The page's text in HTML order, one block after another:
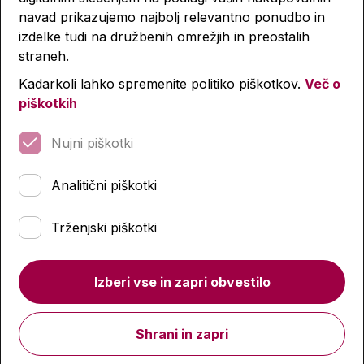
Blok, Akta, A4, 100-listni, 9 mm, spirala zgoraj
6,50 €
Izdelka trenutno ni na zalogi. Preverite zalogo v
navad prikazujemo najbolj relevantno ponudbo in
izdelke tudi na družbenih omrežjih in preostalih
straneh.
Kadarkoli lahko spremenite politiko piškotkov. Več o
piškotkih
Nujni piškotki
Analitični piškotki
Trženjski piškotki
Izberi vse in zapri obvestilo
Shrani in zapri